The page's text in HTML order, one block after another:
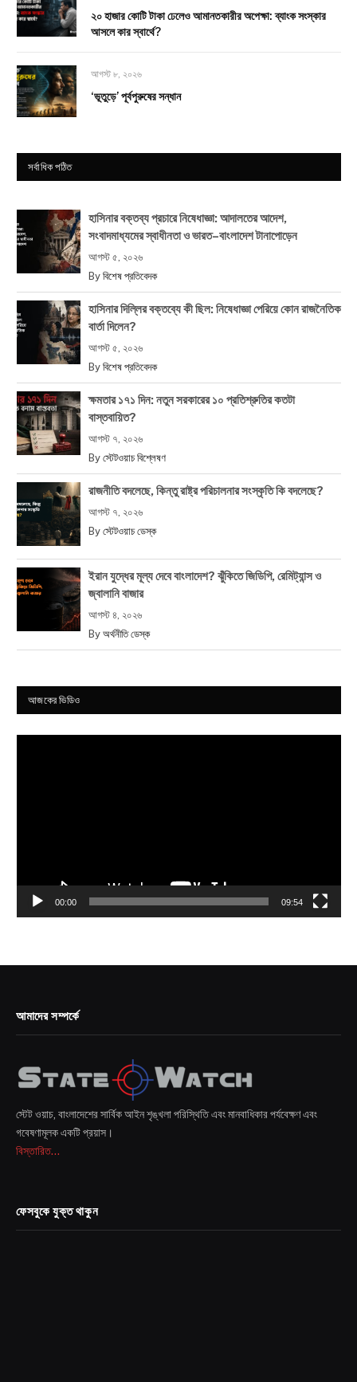
২০ হাজার কোটি টাকা ঢেলেও আমানতকারীর অপেক্ষা: ব্যাংক সংস্কার
আসলে কার স্বার্থে?
আগস্ট ৮, ২০২৬
‘ভূতুড়ে’ পূর্বপুরুষের সন্ধান
সর্বাধিক পঠিত
হাসিনার বক্তব্য প্রচারে নিষেধাজ্ঞা: আদালতের আদেশ,
সংবাদমাধ্যমের স্বাধীনতা ও ভারত–বাংলাদেশ টানাপোড়েন
আগস্ট ৫, ২০২৬
By বিশেষ প্রতিবেদক
হাসিনার দিল্লির বক্তব্যে কী ছিল: নিষেধাজ্ঞা পেরিয়ে কোন রাজনৈতিক
বার্তা দিলেন?
আগস্ট ৫, ২০২৬
By বিশেষ প্রতিবেদক
ক্ষমতার ১৭১ দিন: নতুন সরকারের ১০ প্রতিশ্রুতির কতটা
বাস্তবায়িত?
আগস্ট ৭, ২০২৬
By স্টেটওয়াচ বিশ্লেষণ
রাজনীতি বদলেছে, কিন্তু রাষ্ট্র পরিচালনার সংস্কৃতি কি বদলেছে?
আগস্ট ৭, ২০২৬
By স্টেটওয়াচ ডেস্ক
ইরান যুদ্ধের মূল্য দেবে বাংলাদেশ? ঝুঁকিতে জিডিপি, রেমিট্যান্স ও
জ্বালানি বাজার
আগস্ট ৪, ২০২৬
By অর্থনীতি ডেস্ক
আজকের ভিডিও
00:00 09:54
আমাদের সম্পর্কে
স্টেট ওয়াচ, বাংলাদেশের সার্বিক আইন শৃঙ্খলা পরিস্থিতি এবং মানবাধিকার পর্যবেক্ষণ এবং
গবেষণামূলক একটি প্রয়াস।
বিস্তারিত...
ফেসবুকে যুক্ত থাকুন